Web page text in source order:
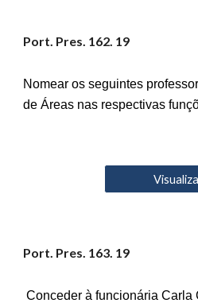
Port. Pres. 162. 19
Nomear os seguintes
de Áreas nas respectivas
Port. Pres. 163. 19
Conceder à funcionária Carla